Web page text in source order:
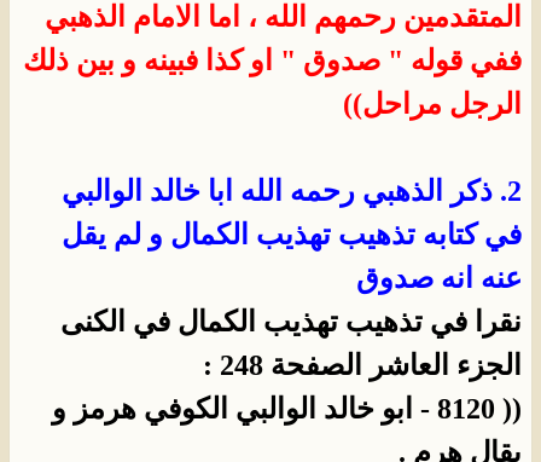
المتقدمين رحمهم الله ، اما الامام الذهبي
ففي قوله " صدوق " او كذا فبينه و بين ذلك
الرجل مراحل))
2. ذكر الذهبي رحمه الله ابا خالد الوالبي
في كتابه تذهيب تهذيب الكمال و لم يقل
عنه انه صدوق
نقرا في تذهيب تهذيب الكمال في الكنى
الجزء العاشر الصفحة 248 :
(( 8120 - ابو خالد الوالبي الكوفي هرمز و
يقال هرم .